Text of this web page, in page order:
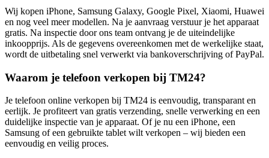
Wij kopen iPhone, Samsung Galaxy, Google Pixel, Xiaomi, Huawei
en nog veel meer modellen. Na je aanvraag verstuur je het apparaat
gratis. Na inspectie door ons team ontvang je de uiteindelijke
inkoopprijs. Als de gegevens overeenkomen met de werkelijke staat,
wordt de uitbetaling snel verwerkt via bankoverschrijving of PayPal.
Waarom je telefoon verkopen bij TM24?
Je telefoon online verkopen bij TM24 is eenvoudig, transparant en
eerlijk. Je profiteert van gratis verzending, snelle verwerking en een
duidelijke inspectie van je apparaat. Of je nu een iPhone, een
Samsung of een gebruikte tablet wilt verkopen – wij bieden een
eenvoudig en veilig proces.